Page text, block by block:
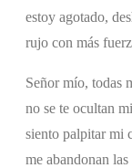
estoy agotado,
rujo con más
Señor mío, todas
no se te ocultan
siento palpitar mi
me abandonan las